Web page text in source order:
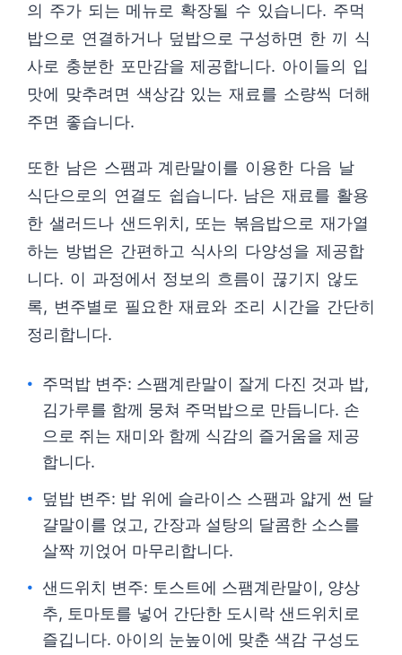
의 주가 되는 메뉴로 확장될 수 있습니다. 주먹
밥으로 연결하거나 덮밥으로 구성하면 한 끼 식
사로 충분한 포만감을 제공합니다. 아이들의 입
맛에 맞추려면 색상감 있는 재료를 소량씩 더해
주면 좋습니다.
또한 남은 스팸과 계란말이를 이용한 다음 날
식단으로의 연결도 쉽습니다. 남은 재료를 활용
한 샐러드나 샌드위치, 또는 볶음밥으로 재가열
하는 방법은 간편하고 식사의 다양성을 제공합
니다. 이 과정에서 정보의 흐름이 끊기지 않도
록, 변주별로 필요한 재료와 조리 시간을 간단히
정리합니다.
주먹밥 변주: 스팸계란말이 잘게 다진 것과 밥,
김가루를 함께 뭉쳐 주먹밥으로 만듭니다. 손
으로 쥐는 재미와 함께 식감의 즐거움을 제공
합니다.
덮밥 변주: 밥 위에 슬라이스 스팸과 얇게 썬 달
걀말이를 얹고, 간장과 설탕의 달콤한 소스를
살짝 끼얹어 마무리합니다.
샌드위치 변주: 토스트에 스팸계란말이, 양상
추, 토마토를 넣어 간단한 도시락 샌드위치로
즐깁니다. 아이의 눈높이에 맞춘 색감 구성도